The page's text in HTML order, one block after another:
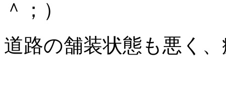
＾；）
道路の舗装状態も悪く